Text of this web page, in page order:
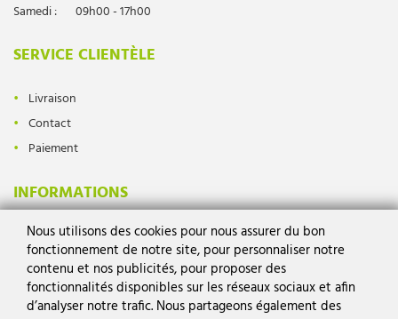
Nous utilisons des cookies pour nous assurer du bon
fonctionnement de notre site, pour personnaliser notre
contenu et nos publicités, pour proposer des
fonctionnalités disponibles sur les réseaux sociaux et afin
d’analyser notre trafic. Nous partageons également des
Samedi :
09h00 - 17h00
SERVICE CLIENTÈLE
Livraison
Contact
Paiement
INFORMATIONS
Protection des données
Mentions légales
Conditions générales
Droit de rétractation